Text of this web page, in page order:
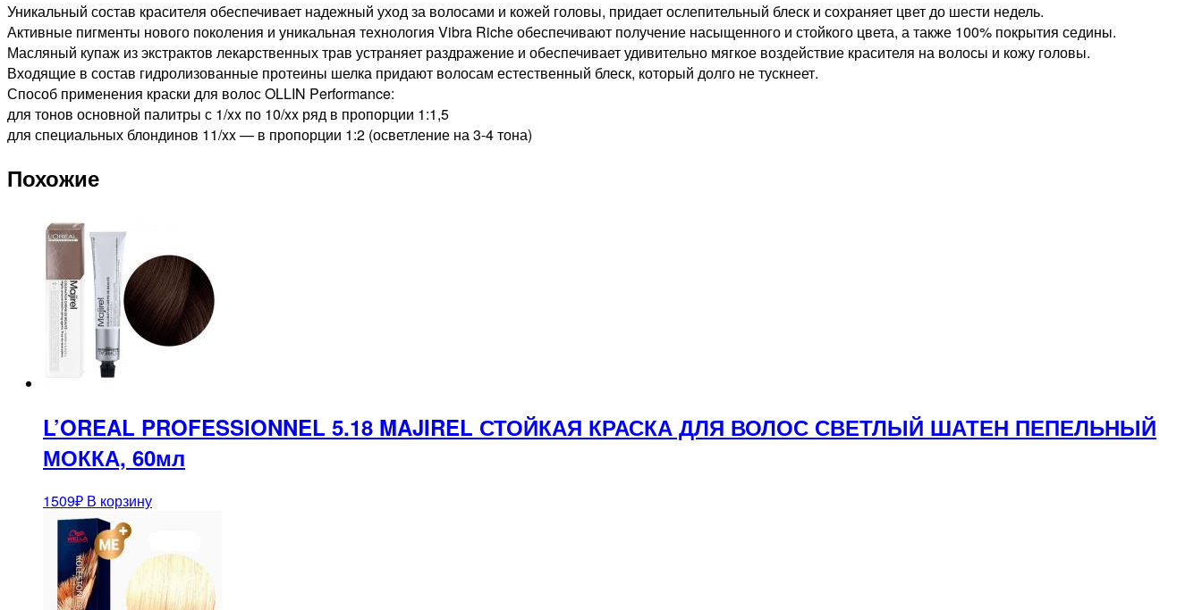
ВОЛОС
СВЕТЛО-
РУСЫЙ
МЕДНО-
ЗОЛОТИСТЫЙ,
60мл
Уникальный состав красителя обеспечивает надежный уход за волосами и кожей головы, придает ослепительный блеск и сохраняет цвет до шести недель.
Активные пигменты нового поколения и уникальная технология Vibra Riche обеспечивают получение насыщенного и стойкого цвета, а также 100% покрытия седины.
Масляный купаж из экстрактов лекарственных трав устраняет раздражение и обеспечивает удивительно мягкое воздействие красителя на волосы и кожу головы.
Входящие в состав гидролизованные протеины шелка придают волосам естественный блеск, который долго не тускнеет.
Способ применения краски для волос OLLIN Performance:
для тонов основной палитры с 1/xx по 10/xx ряд в пропорции 1:1,5
для специальных блондинов 11/xx — в пропорции 1:2 (осветление на 3-4 тона)
Похожие
L’OREAL PROFESSIONNEL 5.18 MAJIREL СТОЙКАЯ КРАСКА ДЛЯ ВОЛОС СВЕТЛЫЙ ШАТЕН ПЕПЕЛЬНЫЙ
МОККА, 60мл
1509₽ В корзину